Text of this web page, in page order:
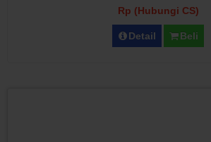
Rp (Hubungi CS)
Detail Beli